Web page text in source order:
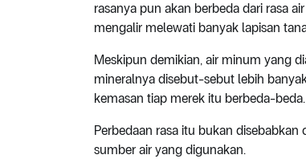
rasanya pun akan berbeda dari rasa
mengalir melewati banyak lapisan
Meskipun demikian, air minum yang
mineralnya disebut-sebut lebih
kemasan tiap merek itu berbeda-beda.
Perbedaan rasa itu bukan
sumber air yang digunakan.